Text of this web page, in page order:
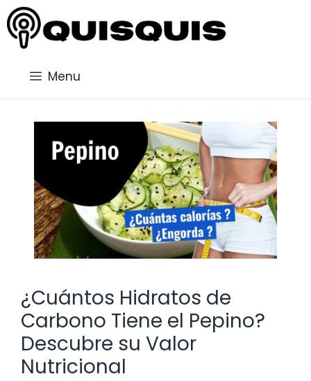
Saltar
al
contenido
Menu
¿Cuántos Hidratos de
Carbono Tiene el Pepino?
Descubre su Valor
Nutricional